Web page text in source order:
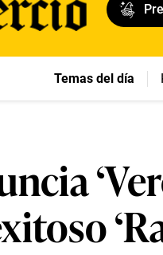
Temas del día